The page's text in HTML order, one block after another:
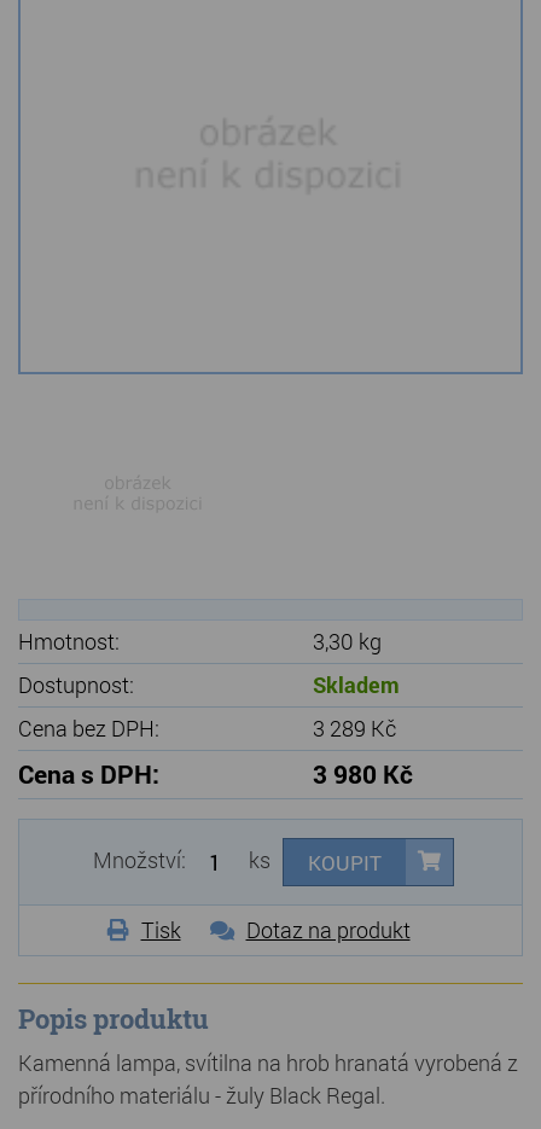
Zvířecí náhrobky a pomníčky
Kamenné stoly, konferenční stolky
Gabiony, gabionový kámen
Hmotnost:
3,30 kg
Dostupnost:
Skladem
Cena bez DPH:
3 289 Kč
Cena s DPH: 3 980 Kč
Množství: ks KOUPIT
Tisk Dotaz na produkt
Popis produktu
Kamenná lampa, svítilna na hrob hranatá vyrobená z
přírodního materiálu - žuly Black Regal.